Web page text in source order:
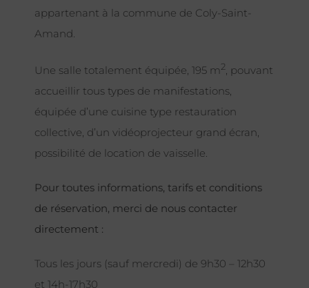
appartenant à la commune de Coly-Saint-
Amand.
Une salle totalement équipée, 195 m2, pouvant
accueillir tous types de manifestations,
équipée d’une cuisine type restauration
collective, d’un vidéoprojecteur grand écran,
possibilité de location de vaisselle.
Pour toutes informations, tarifs et conditions
de réservation, merci de nous contacter
directement :
Tous les jours (sauf mercredi) de 9h30 – 12h30
et 14h-17h30